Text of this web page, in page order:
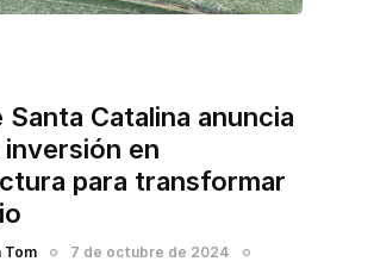
Santa Catalina anuncia
en
para transformar
Tom
7 de octubre de 2024